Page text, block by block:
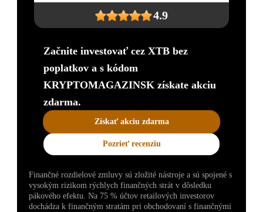
4.9
Začnite investovať cez XTB bez
poplatkov a s kódom
KRYPTOMAGAZINSK získate akciu
zdarma.
Získať akciu zdarma
Pozrieť recenziu
Finančné rozdielové zmluvy sú zložité nástroje a sú spojené s
vysokým rizikom rýchlych finančných strát v dôsledku
pákového efektu. Na 75 % účtov retailových investorov
dochádza k finančným stratám pri obchodovaní s finančnými